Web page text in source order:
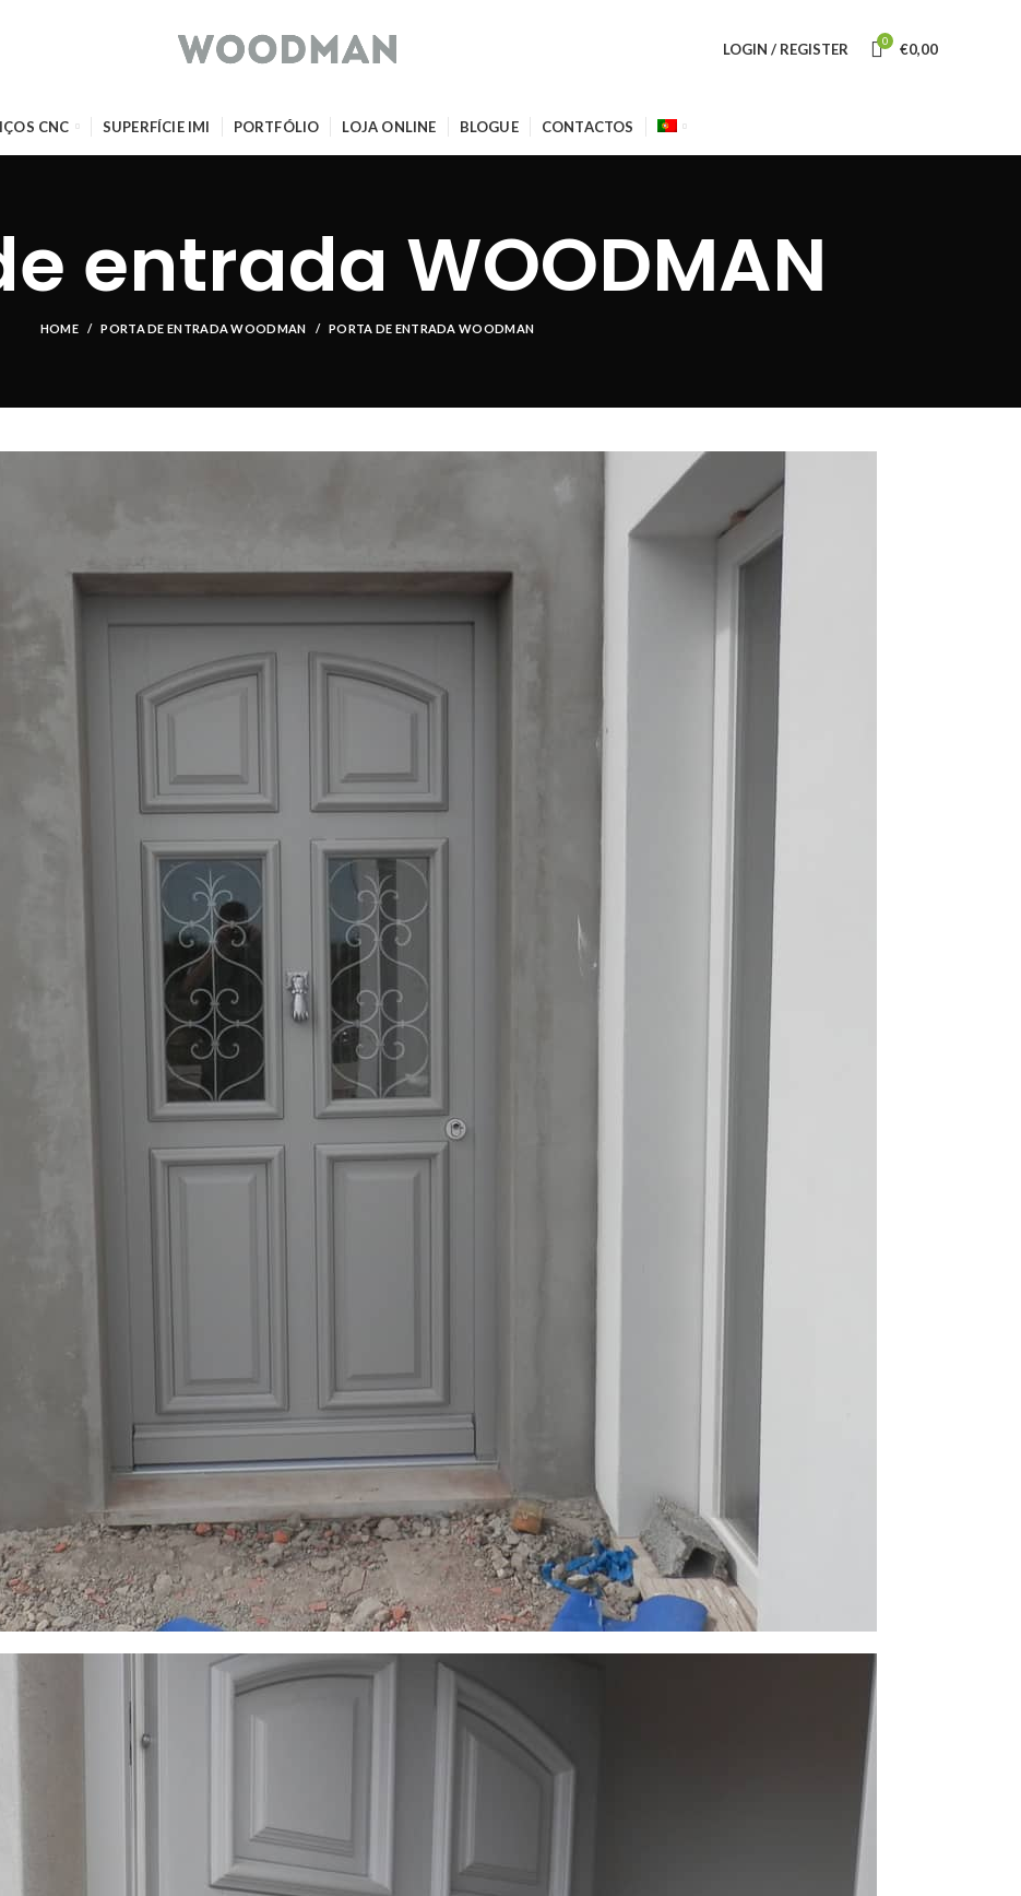
LOGIN / REGISTER 0 €0,00
CNC SUPERFÍCIE IMI PORTFÓLIO LOJA ONLINE BLOGUE CONTACTOS
entrada WOODMAN
HOME PORTA DE ENTRADA WOODMAN PORTA DE ENTRADA WOODMAN